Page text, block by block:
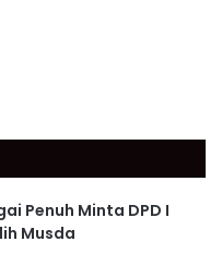
Penuh Minta DPD I
Musda